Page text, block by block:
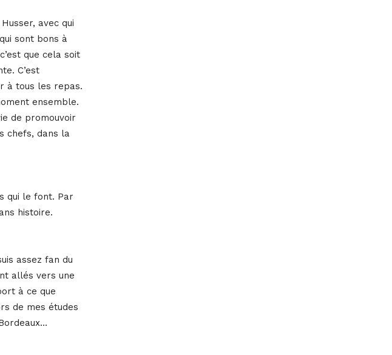
avec qui
sont bons à
que cela soit
C’est
à tous les repas.
ensemble.
de promouvoir
chefs, dans la
qui le font. Par
histoire.
assez fan du
allés vers une
à ce que
de mes études